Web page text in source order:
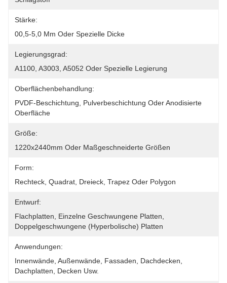
Stärke:
00,5-5,0 Mm Oder Spezielle Dicke
Legierungsgrad:
A1100, A3003, A5052 Oder Spezielle Legierung
Oberflächenbehandlung:
PVDF-Beschichtung, Pulverbeschichtung Oder Anodisierte
Oberfläche
Größe:
1220x2440mm Oder Maßgeschneiderte Größen
Form:
Rechteck, Quadrat, Dreieck, Trapez Oder Polygon
Entwurf:
Flachplatten, Einzelne Geschwungene Platten,
Doppelgeschwungene (hyperbolische) Platten
Anwendungen:
Innenwände, Außenwände, Fassaden, Dachdecken,
Dachplatten, Decken Usw.